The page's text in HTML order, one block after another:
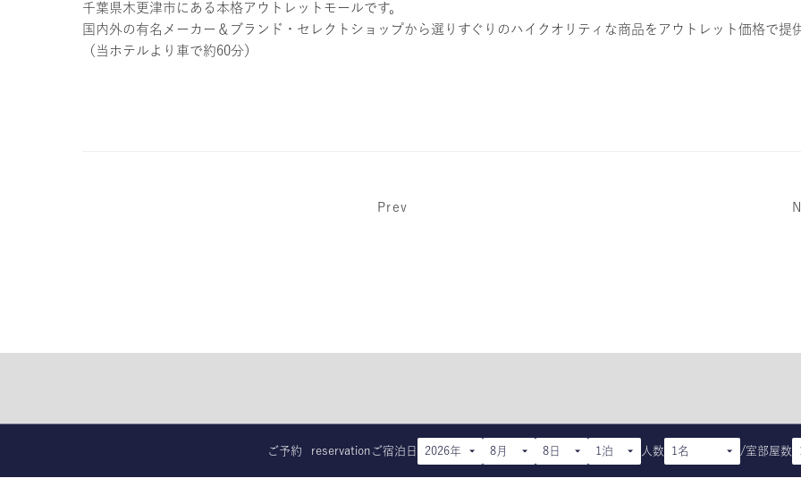
千葉県木更津市にある本格アウトレットモールです。
国内外の有名メーカー＆ブランド・セレクトショップから選りすぐりのハイクオリティな商品をアウトレット価格で提
（当ホテルより車で約60分）
Prev
過去のニュース
ご予約 reservation ご宿泊日 人数 /室部屋数